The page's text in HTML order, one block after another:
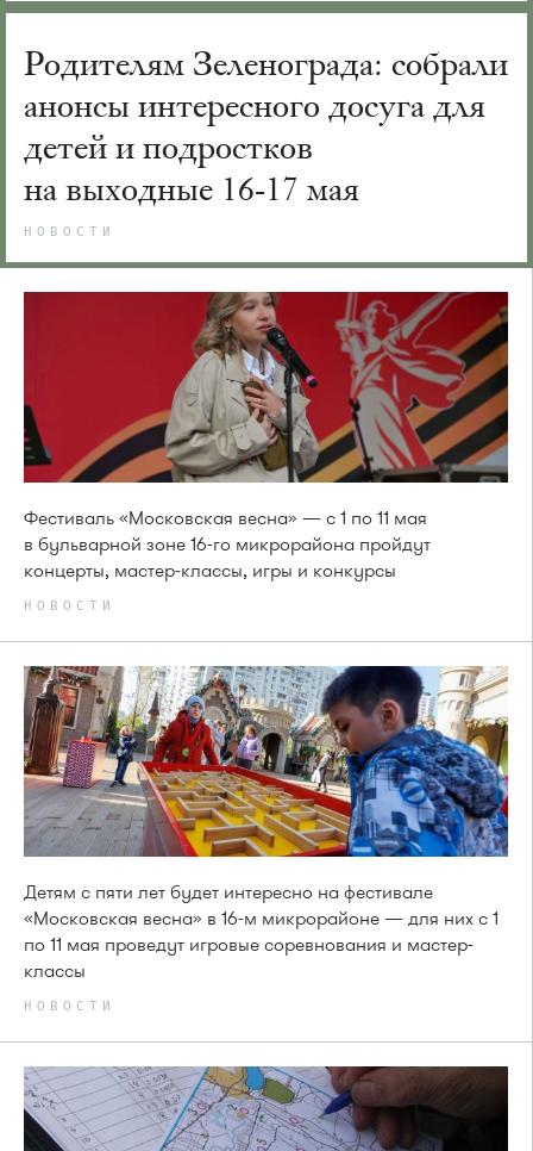
Родителям Зеленограда: собрали
анонсы интересного досуга для
детей и подростков
на выходные 16-17 мая
НОВОСТИ
Фестиваль «Московская весна» — с 1 по 11 мая
в бульварной зоне 16-го микрорайона пройдут
концерты, мастер-классы, игры и конкурсы
НОВОСТИ
Детям с пяти лет будет интересно на фестивале
«Московская весна» в 16-м микрорайоне — для них с 1
по 11 мая проведут игровые соревнования и мастер-
классы
НОВОСТИ